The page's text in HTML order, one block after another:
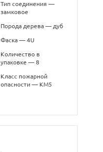
Тип соединения —
замковое
Порода дерева — дуб
Фаска — 4U
Количество в
упаковке — 8
Класс пожарной
опасности — КМ5